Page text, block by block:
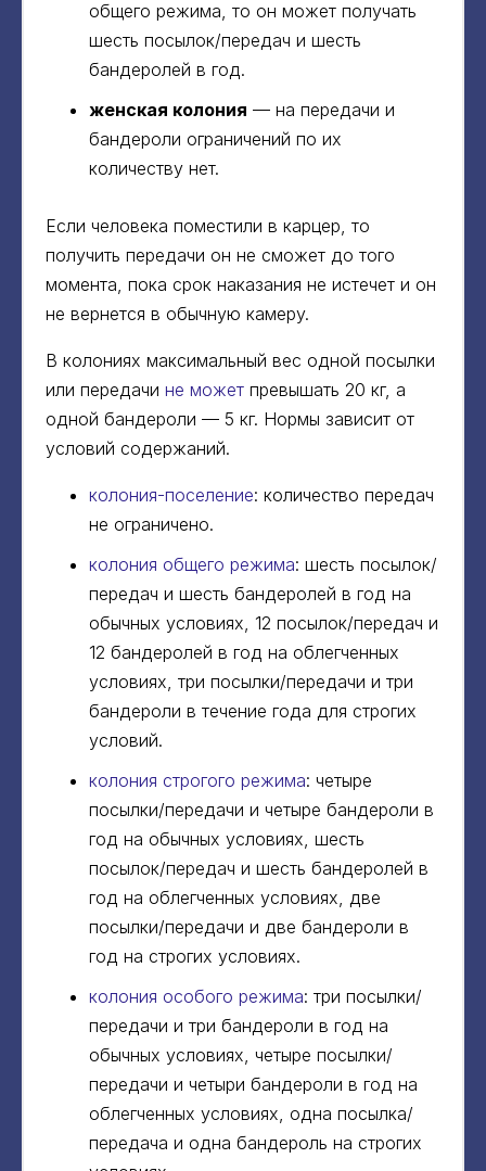
общего режима, то он может получать
шесть посылок/передач и шесть
бандеролей в год.
женская колония — на передачи и
бандероли ограничений по их
количеству нет.
Если человека поместили в карцер, то
получить передачи он не сможет до того
момента, пока срок наказания не истечет и он
не вернется в обычную камеру.
В колониях максимальный вес одной посылки
или передачи не может превышать 20 кг, а
одной бандероли — 5 кг. Нормы зависит от
условий содержаний.
колония-поселение: количество передач
не ограничено.
колония общего режима: шесть посылок/
передач и шесть бандеролей в год на
обычных условиях, 12 посылок/передач и
12 бандеролей в год на облегченных
условиях, три посылки/передачи и три
бандероли в течение года для строгих
условий.
колония строгого режима: четыре
посылки/передачи и четыре бандероли в
год на обычных условиях, шесть
посылок/передач и шесть бандеролей в
год на облегченных условиях, две
посылки/передачи и две бандероли в
год на строгих условиях.
колония особого режима: три посылки/
передачи и три бандероли в год на
обычных условиях, четыре посылки/
передачи и четыри бандероли в год на
облегченных условиях, одна посылка/
передача и одна бандероль на строгих